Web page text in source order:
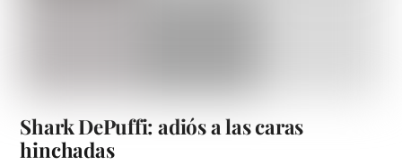
Shark DePuffi: adiós a las caras
hinchadas